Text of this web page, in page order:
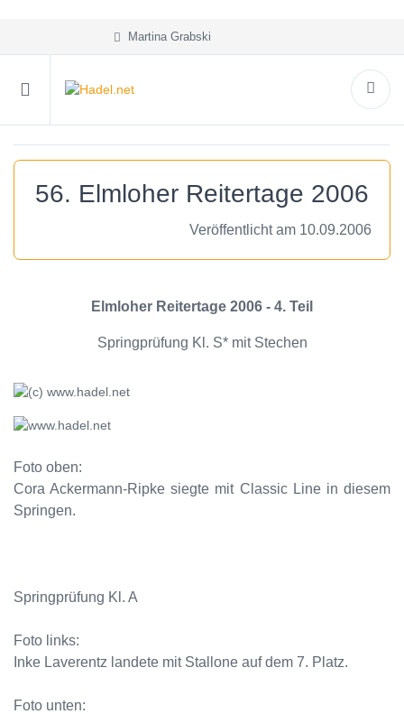
Martina Grabski
56. Elmloher Reitertage 2006
Veröffentlicht am 10.09.2006
Elmloher Reitertage 2006 - 4. Teil
Springprüfung Kl. S* mit Stechen
Foto oben:
Cora Ackermann-Ripke siegte mit Classic Line in diesem
Springen.
Springprüfung Kl. A
Foto links:
Inke Laverentz landete mit Stallone auf dem 7. Platz.
Foto unten: